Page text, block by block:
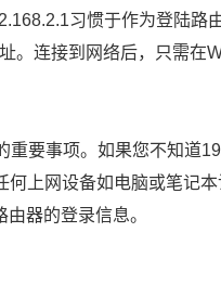
习惯于作为登陆路
。连接到网络后，只需在
要事项。如果您不知道
上网设备如电脑或笔记
器的登录信息。